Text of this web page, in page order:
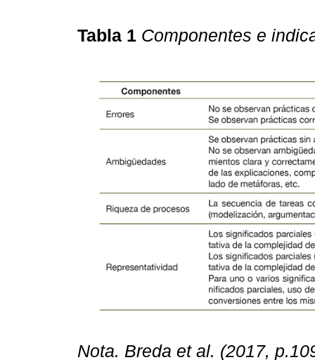
Tabla 1 Componentes e
Nota. Breda et al. (2017,